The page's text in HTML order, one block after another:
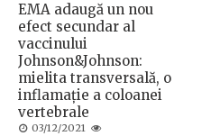
EMA adaugă un nou
efect secundar al
vaccinului
Johnson&Johnson:
mielita transversală, o
inflamație a coloanei
vertebrale
Posted
03/12/2021